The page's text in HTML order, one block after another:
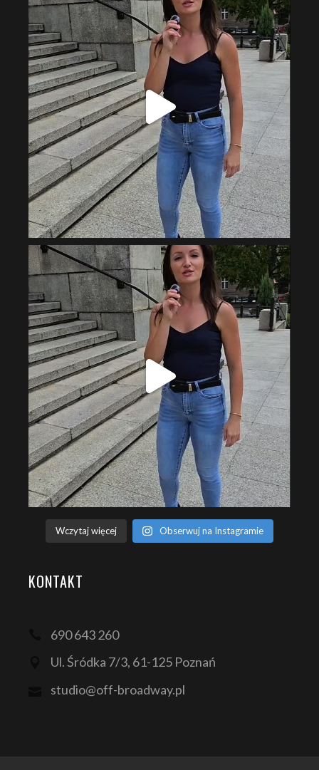
Wczytaj więcej Obserwuj na Instagramie
KONTAKT
690 643 260
Ul. Śródka 7/3, 61-125 Poznań
studio@off-broadway.pl